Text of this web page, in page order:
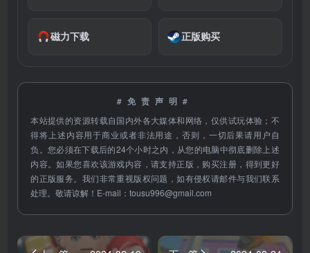
磁力下载 正版购买
#免责声明#
本站提供的资源转载自国内外各大媒体和网络，仅供试玩体验；不
得将上述内容用于商业或者非法用途，否则，一切后果请用户自
负。您必须在下载后的24个小时之内，从您的电脑中彻底删除上述
内容。如果您喜欢该游戏内容，请支持正版，购买注册，得到更好
的正版服务。我们非常重视版权问题，如有侵权请邮件与我们联系
处理。敬请谅解！E-mail：tousu996@gmail.com